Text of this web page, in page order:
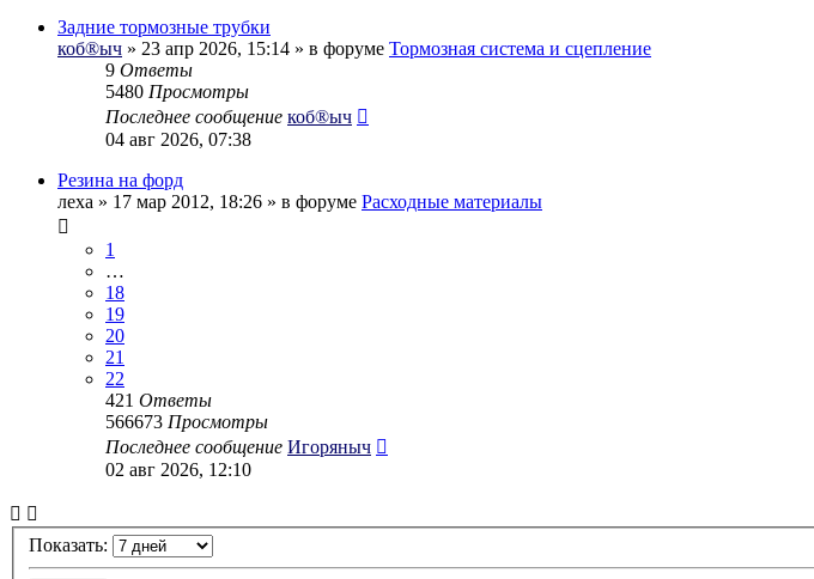
Задние тормозные трубки
коб®ыч » 23 апр 2026, 15:14 » в форуме Тормозная система и сцепление
9 Ответы
5480 Просмотры
Последнее сообщение коб®ыч
04 авг 2026, 07:38
Резина на форд
леха » 17 мар 2012, 18:26 » в форуме Расходные материалы
1
…
18
19
20
21
22
421 Ответы
566673 Просмотры
Последнее сообщение Игоряныч
02 авг 2026, 12:10
Показать: